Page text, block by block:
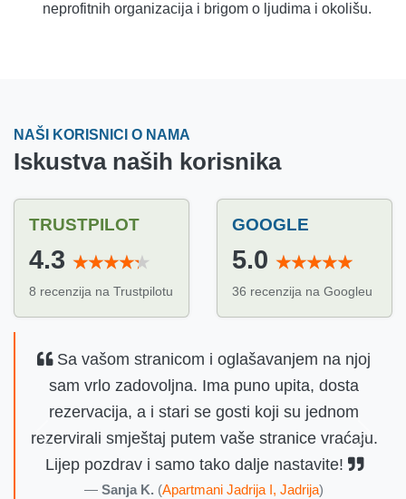
neprofitnih organizacija i brigom o ljudima i okolišu.
NAŠI KORISNICI O NAMA
Iskustva naših korisnika
TRUSTPILOT
4.3
8 recenzija na Trustpilotu
GOOGLE
5.0
36 recenzija na Googleu
Sa vašom stranicom i oglašavanjem na njoj
sam vrlo zadovoljna. Ima puno upita, dosta
rezervacija, a i stari se gosti koji su jednom
rezervirali smještaj putem vaše stranice vraćaju.
Lijep pozdrav i samo tako dalje nastavite!
Sanja K. (Apartmani Jadrija I, Jadrija)
Prethodno